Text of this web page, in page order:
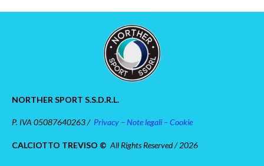
NORTHER SPORT S.S.D.R.L.
P. IVA 05087640263 / Privacy – Note legali – Cookie
CALCIOTTO TREVISO © All Rights Reserved / 2026